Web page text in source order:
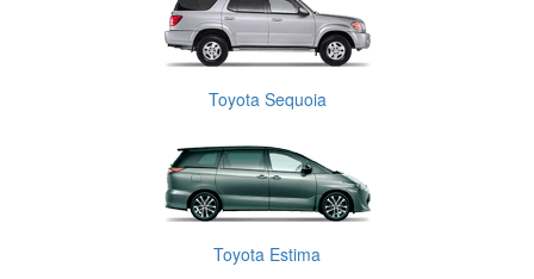
Toyota Sequoia
Toyota Estima